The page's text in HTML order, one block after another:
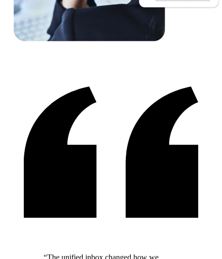
“The unified inbox changed how we